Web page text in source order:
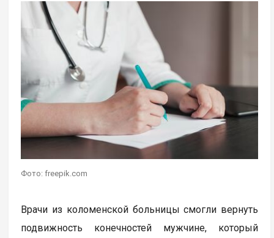
Фото: freepik.com
Врачи из коломенской больницы смогли вернуть
подвижность конечностей мужчине, который